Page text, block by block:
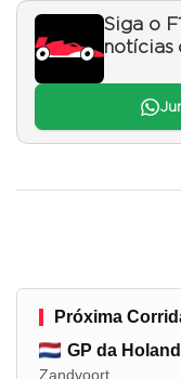
Siga o
notícias
Próxima
GP da
Zandvoort